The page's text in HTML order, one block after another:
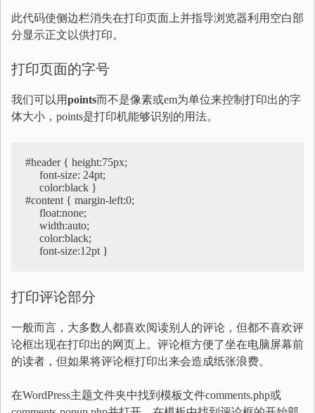
此代码使侧边栏消失在打印页面上并指导浏览器利用空白部
分显示正文以供打印。
打印页面的字号
我们可以用points而不是像素或em为单位来控制打印出的字
体大小，points是打印机能够识别的用法。
#header { height:75px;
     font-size: 24pt;
     color:black }
#content { margin-left:0;
     float:none;
     width:auto;
     color:black;
     font-size:12pt }
打印评论部分
一般而言，大多数人都喜欢阅读别人的评论，但都不喜欢评
论框出现在打印出的网页上。评论框方便了坐在电脑屏幕前
的读者，但如果将评论框打印出来会造成纸张浪费。
在WordPress主题文件夹中找到模板文件comments.php或